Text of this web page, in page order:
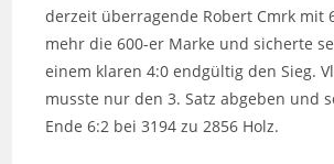
derzeit überragende Robert Cmrk mit
mehr die 600-er Marke und sicherte
einem klaren 4:0 endgültig den Sieg.
musste nur den 3. Satz abgeben und
Ende 6:2 bei 3194 zu 2856 Holz.